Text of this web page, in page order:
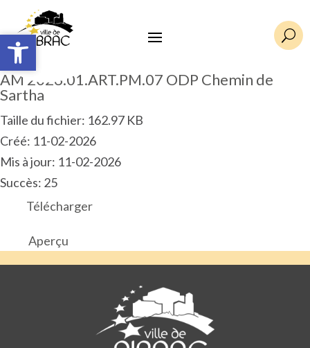
Ouvrir la barre d’outils U
AM 2026.01.ART.PM.07 ODP Chemin de
Sartha
Taille du fichier: 162.97 KB
Créé: 11-02-2026
Mis à jour: 11-02-2026
Succès: 25
Télécharger
Aperçu
Ouvrir la barre d’outils